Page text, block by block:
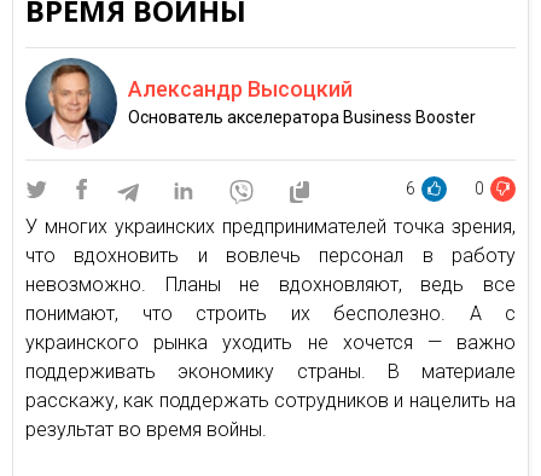
ВРЕМЯ ВОЙНЫ
Александр Высоцкий
Основатель акселератора Business Booster
6 0
У многих украинских предпринимателей точка зрения,
что вдохновить и вовлечь персонал в работу
невозможно. Планы не вдохновляют, ведь все
понимают, что строить их бесполезно. А с
украинского рынка уходить не хочется — важно
поддерживать экономику страны. В материале
расскажу, как поддержать сотрудников и нацелить на
результат во время войны.